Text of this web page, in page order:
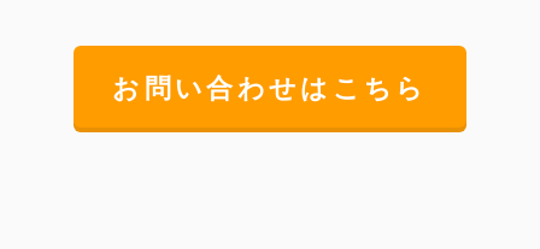
お問い合わせはこちら